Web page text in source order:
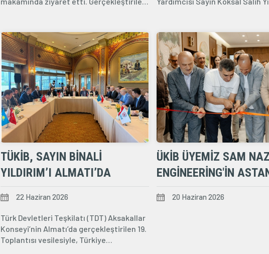
TARAFINDAN
“EMEK BAŞARISI İÇIN”
DEVLET MADALYASI
EDILMIŞTIR.
TÜKİB, SAYIN BINALI
YILDIRIM’I ALMATI’DA
22 Haziran 2026
Türk Devletleri Teşkilatı (TDT) Aksakallar
Konseyi’nin Almatı’da gerçekleştirilen 19.
Toplantısı vesilesiyle, Türkiye
ÜKİB ÜYEMIZ SAM NAZ
ENGINEERING'IN
KARELER
20 Haziran 2026